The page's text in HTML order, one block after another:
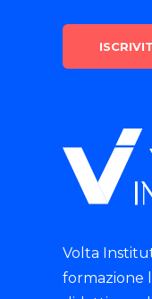
Volta
formazione